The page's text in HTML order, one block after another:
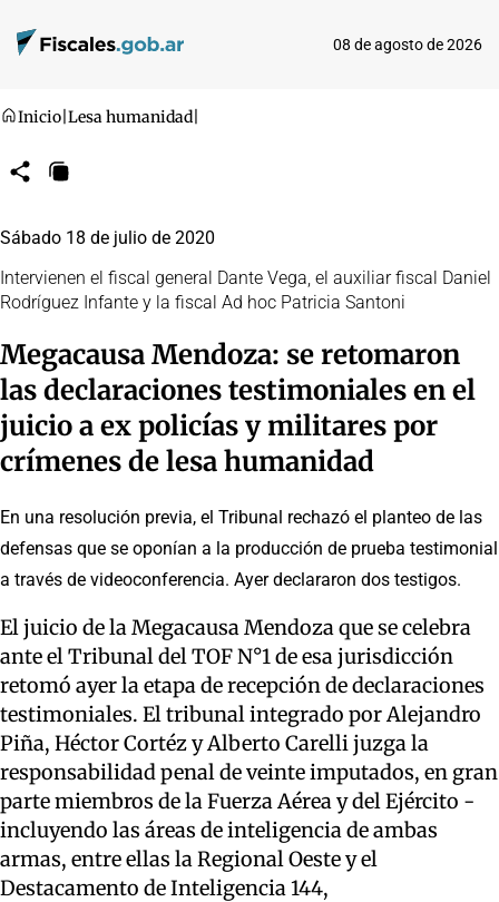
08 de agosto de 2026
Inicio Lesa humanidad
CompartirCopiar
Sábado 18 de julio de 2020
Intervienen el fiscal general Dante Vega, el auxiliar fiscal Daniel
Rodríguez Infante y la fiscal Ad hoc Patricia Santoni
Megacausa Mendoza: se retomaron
las declaraciones testimoniales en el
juicio a ex policías y militares por
crímenes de lesa humanidad
En una resolución previa, el Tribunal rechazó el planteo de las
defensas que se oponían a la producción de prueba testimonial
a través de videoconferencia. Ayer declararon dos testigos.
El juicio de la Megacausa Mendoza que se celebra
ante el Tribunal del TOF N°1 de esa jurisdicción
retomó ayer la etapa de recepción de declaraciones
testimoniales. El tribunal integrado por Alejandro
Piña, Héctor Cortéz y Alberto Carelli juzga la
responsabilidad penal de veinte imputados, en gran
parte miembros de la Fuerza Aérea y del Ejército -
incluyendo las áreas de inteligencia de ambas
armas, entre ellas la Regional Oeste y el
Destacamento de Inteligencia 144,